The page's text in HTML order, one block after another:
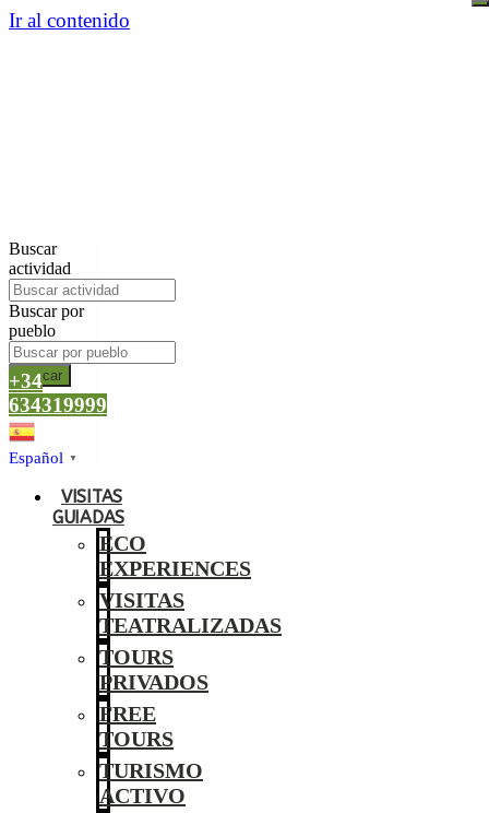
Ir al contenido
Buscar
actividad
Buscar por
pueblo
Buscar
+34
634319999
Español ▼
VISITAS
GUIADAS
ECO
EXPERIENCES
VISITAS
TEATRALIZADAS
TOURS
PRIVADOS
FREE
TOURS
TURISMO
ACTIVO